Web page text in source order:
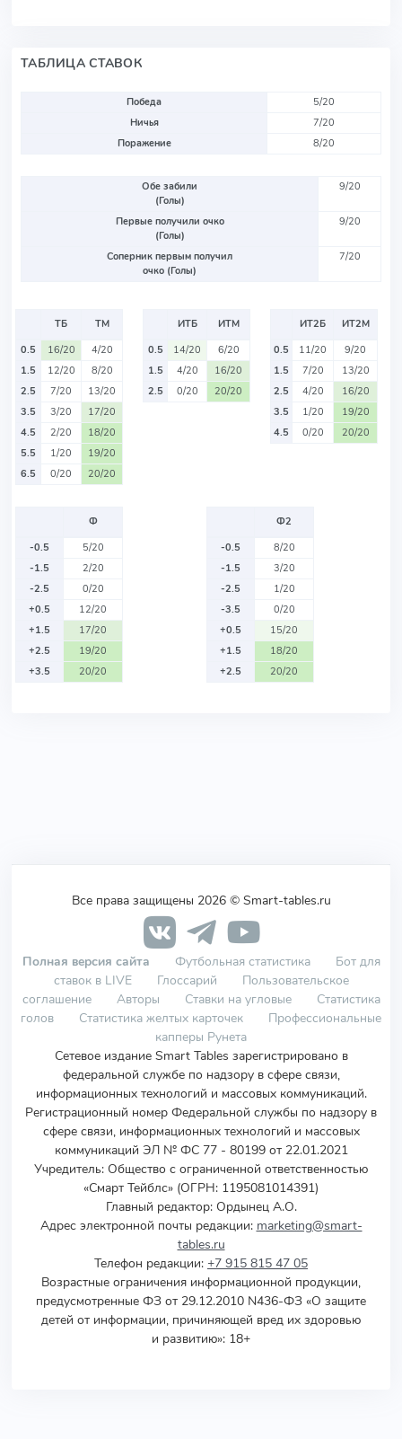
ТАБЛИЦА СТАВОК
Победа
5/20
Ничья
7/20
Поражение
8/20
Обе забили
(Голы)
9/20
Первые получили очко
(Голы)
9/20
Соперник первым получил
очко (Голы)
7/20
ТБ
ТМ
0.5
16/20
4/20
1.5
12/20
8/20
2.5
7/20
13/20
3.5
3/20
17/20
4.5
2/20
18/20
5.5
1/20
19/20
6.5
0/20 20/20
ИТБ
ИТМ
0.5
14/20
6/20
1.5
4/20
16/20
2.5
0/20 20/20
ИТ2Б
ИТ2М
0.5
11/20
9/20
1.5
7/20
13/20
2.5
4/20
16/20
3.5
1/20
19/20
4.5
0/20 20/20
Ф
-0.5
5/20
-1.5
2/20
-2.5
0/20
+0.5
12/20
+1.5
17/20
+2.5
19/20
+3.5
20/20
Ф2
-0.5
8/20
-1.5
3/20
-2.5
1/20
-3.5
0/20
+0.5
15/20
+1.5
18/20
+2.5
20/20
Все права защищены 2026 © Smart-tables.ru
Полная версия сайта Футбольная статистика
Бот для
ставок в LIVE
Глоссарий
Пользовательское
соглашение
Авторы Ставки на угловые
Статистика
голов
Статистика желтых карточек
Профессиональные
капперы Рунета
Сетевое издание Smart Tables зарегистрировано в
федеральной службе по надзору в сфере связи,
информационных технологий и массовых коммуникаций.
Регистрационный номер Федеральной службы по надзору в
сфере связи, информационных технологий и массовых
коммуникаций ЭЛ № ФС 77 - 80199 от 22.01.2021
Учредитель: Общество с ограниченной ответственностью
«Смарт Тейблс» (ОГРН: 1195081014391)
Главный редактор: Ордынец А.О.
Адрес электронной почты редакции: marketing@smart-
tables.ru
Телефон редакции: +7 915 815 47 05
Возрастные ограничения информационной продукции,
предусмотренные ФЗ от 29.12.2010 N436-ФЗ «О защите
детей от информации, причиняющей вред их здоровью
и развитию»: 18+